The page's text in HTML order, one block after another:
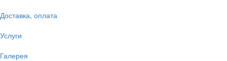
Доставка, оплата
Услуги
Галерея